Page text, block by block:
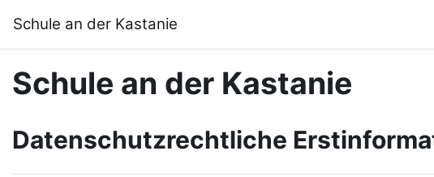
Schule an der Kastanie
Schule an der Kastanie
Datenschutzrechtliche